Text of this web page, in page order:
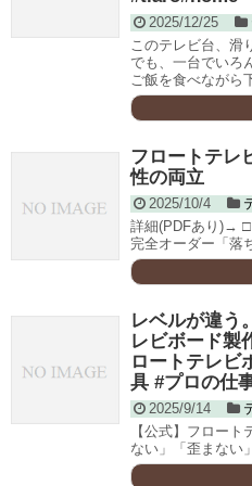
2025/12/25
このテレビ台、滑
でも、一台でいろ
ご飯を食べながら
フロートテレ
性の両立
2025/10/4
詳細(PDFあり)→ □
完全オーダー「落
レベルが違う
レビボード
ロートテレビ
具 #プロの仕
2025/9/14
【公式】フロー
ない」「歪まない